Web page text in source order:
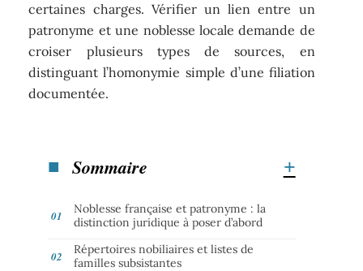
certaines charges. Vérifier un lien entre un
patronyme et une noblesse locale demande de
croiser plusieurs types de sources, en
distinguant l’homonymie simple d’une filiation
documentée.
Sommaire
Noblesse française et patronyme : la
distinction juridique à poser d’abord
Répertoires nobiliaires et listes de
familles subsistantes